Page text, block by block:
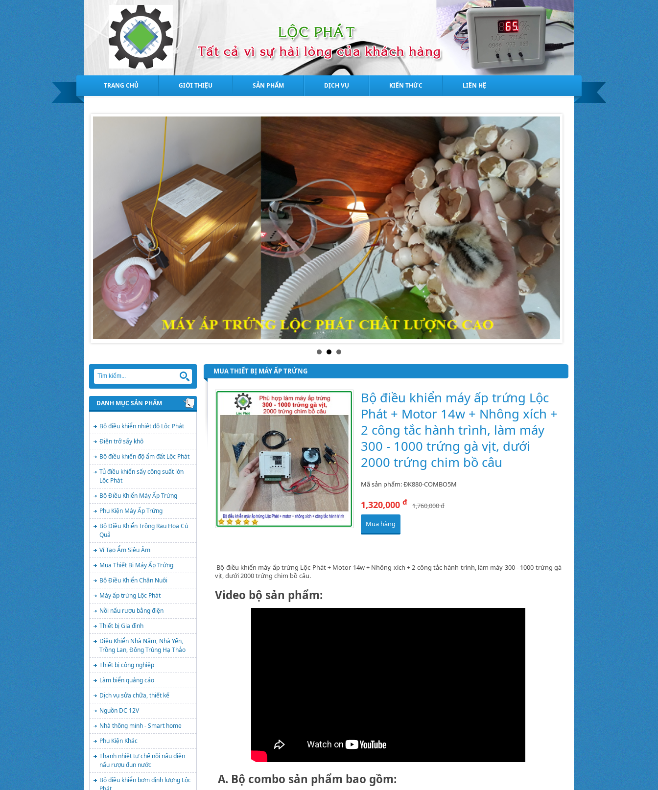
TRANG CHỦ GIỚI THIỆU SẢN PHẨM DỊCH VỤ KIẾN THỨC LIÊN HỆ
MUA THIẾT BỊ MÁY ẤP TRỨNG
Bộ điều khiển máy ấp trứng Lộc
Phát + Motor 14w + Nhông xích +
2 công tắc hành trình, làm máy
300 - 1000 trứng gà vịt, dưới
2000 trứng chim bồ câu
Mã sản phẩm: ĐK880-COMBO5M
1,320,000đ 1,760,000 đ
Mua hàng
Bộ điều khiển máy ấp trứng Lộc Phát + Motor 14w + Nhông xích + 2 công tắc hành trình, làm máy 300 - 1000 trứng gà
vịt, dưới 2000 trứng chim bồ câu.
Video bộ sản phẩm:
A. Bộ combo sản phẩm bao gồm:
DANH MỤC SẢN PHẨM
Bộ điều khiển nhiệt độ Lộc Phát
Điện trở sấy khô
Bộ điều khiển độ ẩm đất Lộc Phát
Tủ điều khiển sấy công suất lớn
Lộc Phát
Bộ Điều Khiển Máy Ấp Trứng
Phụ Kiện Máy Ấp Trứng
Bộ Điều Khiển Trồng Rau Hoa Củ
Quả
Vỉ Tạo Ẩm Siêu Âm
Mua Thiết Bị Máy Ấp Trứng
Bộ Điều Khiển Chăn Nuôi
Máy ấp trứng Lộc Phát
Nồi nấu rượu bằng điện
Thiết bị Gia đình
Điều Khiển Nhà Nấm, Nhà Yến,
Trồng Lan, Đông Trùng Hạ Thảo
Thiết bị công nghiệp
Làm biển quảng cáo
Dịch vụ sửa chữa, thiết kế
Nguồn DC 12V
Nhà thông minh - Smart home
Phụ Kiện Khác
Thanh nhiệt tự chế nồi nấu điện
nấu rượu đun nước
Bộ điều khiển bơm định lượng Lộc